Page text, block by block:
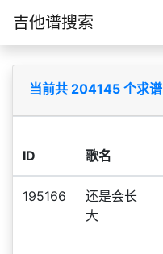
吉他谱搜索
当前共 204145 个求谱
ID 歌名
195166
还是会长
大